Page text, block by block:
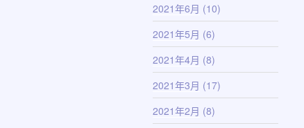
2021年6月 (10)
2021年5月 (6)
2021年4月 (8)
2021年3月 (17)
2021年2月 (8)